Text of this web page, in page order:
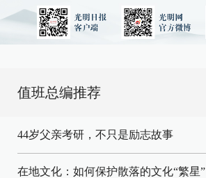
值班总编推荐
44岁父亲考研，不只是励志故事
在地文化：如何保护散落的文化“繁星”